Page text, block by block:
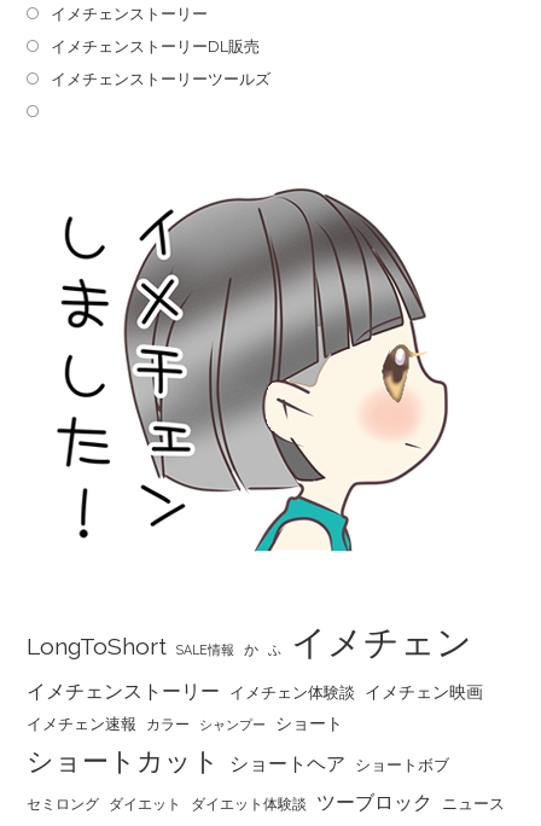
イメチェンストーリー
イメチェンストーリーDL販売
イメチェンストーリーツールズ
LongToShort SALE情報 か ふ イメチェン
イメチェンストーリー イメチェン体験談 イメチェン映画
イメチェン速報 カラー シャンプー ショート
ショートカット ショートヘア ショートボブ
セミロング ダイエット ダイエット体験談 ツーブロック ニュース